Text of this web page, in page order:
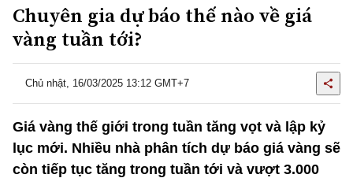
Chuyên gia dự báo thế nào về giá
vàng tuần tới?
Chủ nhật, 16/03/2025 13:12 GMT+7
Giá vàng thế giới trong tuần tăng vọt và lập kỷ
lục mới. Nhiều nhà phân tích dự báo giá vàng sẽ
còn tiếp tục tăng trong tuần tới và vượt 3.000